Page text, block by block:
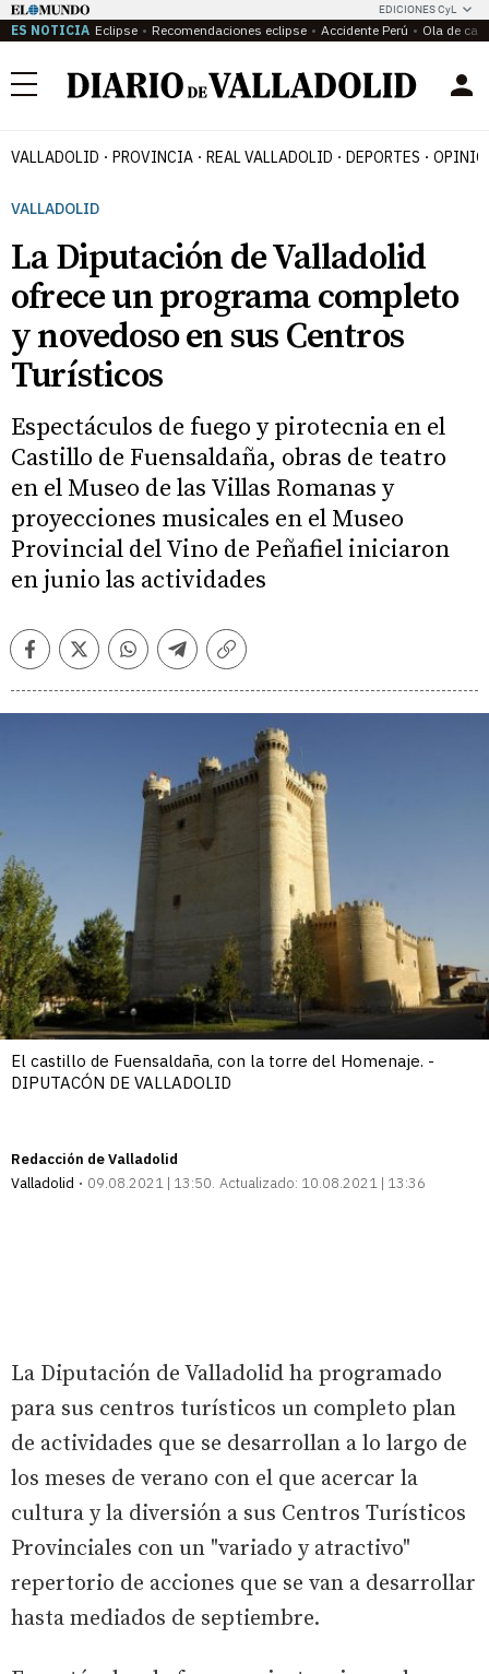
EDICIONES CyL
ES NOTICIA Eclipse Recomendaciones eclipse Accidente Perú Ola de
Menú
VALLADOLID PROVINCIA REAL VALLADOLID DEPORTES
VALLADOLID
La Diputación de Valladolid
ofrece un programa completo
y novedoso en sus Centros
Turísticos
Espectáculos de fuego y pirotecnia en el
Castillo de Fuensaldaña, obras de teatro
en el Museo de las Villas Romanas y
proyecciones musicales en el Museo
Provincial del Vino de Peñafiel iniciaron
en junio las actividades
FacebookTwitterWhatsappTelegramCopiar
El castillo de Fuensaldaña, con la torre del Homenaje. -
DIPUTACÓN DE VALLADOLID
Redacción de Valladolid
Valladolid
09.08.2021 | 13:50 Actualizado: 10.08.2021 | 13:36
La Diputación de Valladolid ha programado
para sus centros turísticos un completo plan
de actividades que se desarrollan a lo largo de
los meses de verano con el que acercar la
cultura y la diversión a sus Centros Turísticos
Provinciales con un "variado y atractivo"
repertorio de acciones que se van a desarrollar
hasta mediados de septiembre.